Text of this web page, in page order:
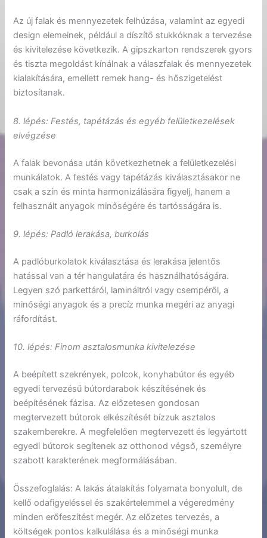
Az új falak és mennyezetek felhúzása, valamint az egyedi
design elemeinek, például a díszítő stukkóknak a tervezése
és kivitelezése következik. A gipszkarton rendszerek gyors
és tiszta megoldást kínálnak a válaszfalak és mennyezetek
kialakítására, emellett remek hang- és hőszigetelést
biztosítanak.
8. lépés: Festés, tapétázásés egyéb felületkezelések
elvégzése
A falak bevonása után következhetnek a felületkezelési
munkálatok. A festés vagy tapétázás kiválasztásakor ne
csak a szín és minta harmonizálására figyelj, hanem a
felhasznált anyagok minőségére és tartósságára is.
9. lépés: Padló lerakása, burkolás
A padlóburkolatok kiválasztása és lerakása jelentős
hatással van a tér hangulatára és használhatóságára.
Legyen szó parkettáról, lamináltról vagy csempéről, a
minőségi anyagok és a precíz munka megéri az anyagi
ráfordítást.
10. lépés: Finom asztalosmunka kivitelezése
A beépített szekrények, polcok, konyhabútor és egyéb
egyedi tervezésű bútordarabok készítésének és
beépítésének fázisa. Az előzetesen gondosan
megtervezett bútorok elkészítését bízzuk asztalos
szakemberekre. A megfelelően megtervezett és legyártott
egyedi bútorok segítenek az otthonod végső, személyre
szabott karakterének megformálásában.
Összefoglalás: A lakás átalakítás folyamata bonyolult, de
kellő odafigyeléssel és szakértelemmel a végeredmény
minden erőfeszítést megér. Az előzetes tervezés, a
költségek pontos kalkulálása és a minőségi munka